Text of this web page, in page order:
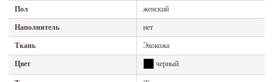
Пол женский
Наполнитель нет
Ткань Экокожа
Цвет черный